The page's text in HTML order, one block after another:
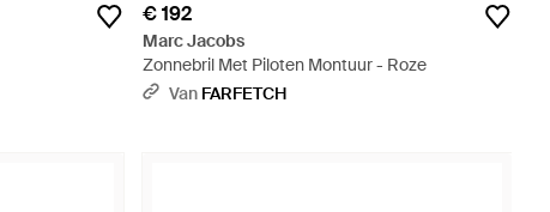
€ 192
Marc Jacobs
Zonnebril Met Piloten Montuur - Roze
Van FARFETCH